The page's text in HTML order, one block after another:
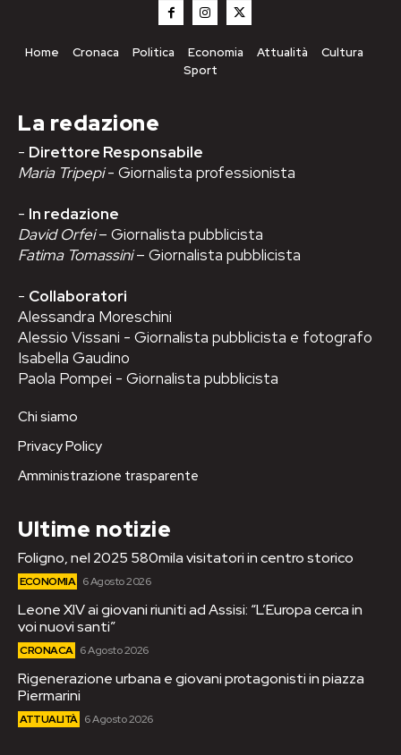
Home Cronaca Politica Economia Attualità
Cultura
Sport
La redazione
- Direttore Responsabile
Maria Tripepi- Giornalista professionista
- In redazione
David Orfei– Giornalista pubblicista
Fatima Tomassini– Giornalista pubblicista
- Collaboratori
Alessandra Moreschini
Alessio Vissani - Giornalista pubblicista e fotografo
Isabella Gaudino
Paola Pompei - Giornalista pubblicista
Chi siamo
Privacy Policy
Amministrazione trasparente
Ultime notizie
Foligno, nel 2025 580mila visitatori in centro storico
ECONOMIA 6 Agosto 2026
Leone XIV ai giovani riuniti ad Assisi: “L’Europa cerca in
voi nuovi santi”
CRONACA 6 Agosto 2026
Rigenerazione urbana e giovani protagonisti in piazza
Piermarini
ATTUALITÀ 6 Agosto 2026